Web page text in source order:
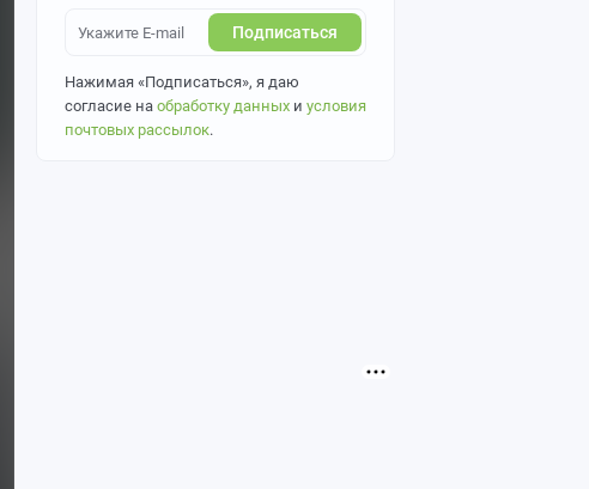
Подписаться
Нажимая «Подписаться», я даю
согласие на обработку данных и условия
почтовых рассылок.